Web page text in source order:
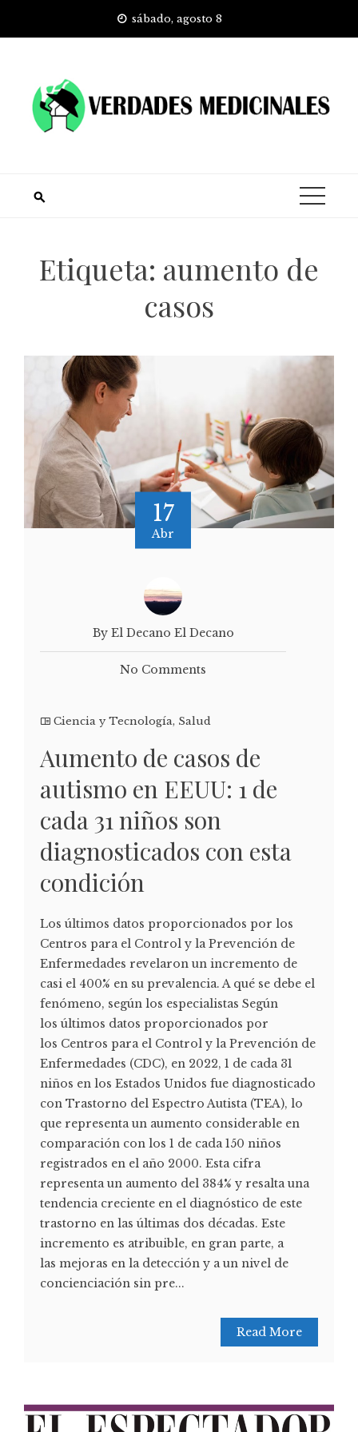
sábado, agosto 8
Etiqueta: aumento de
casos
17
Abr
By El Decano El Decano
No Comments
Ciencia y Tecnología, Salud
Aumento de casos de
autismo en EEUU: 1 de
cada 31 niños son
diagnosticados con esta
condición
Los últimos datos proporcionados por los
Centros para el Control y la Prevención de
Enfermedades revelaron un incremento de
casi el 400% en su prevalencia. A qué se debe el
fenómeno, según los especialistas Según
los últimos datos proporcionados por
los Centros para el Control y la Prevención de
Enfermedades (CDC), en 2022, 1 de cada 31
niños en los Estados Unidos fue diagnosticado
con Trastorno del Espectro Autista (TEA), lo
que representa un aumento considerable en
comparación con los 1 de cada 150 niños
registrados en el año 2000. Esta cifra
representa un aumento del 384% y resalta una
tendencia creciente en el diagnóstico de este
trastorno en las últimas dos décadas. Este
incremento es atribuible, en gran parte, a
las mejoras en la detección y a un nivel de
concienciación sin pre...
Read More